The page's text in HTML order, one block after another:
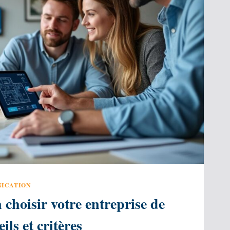
votre entreprise de
et critères